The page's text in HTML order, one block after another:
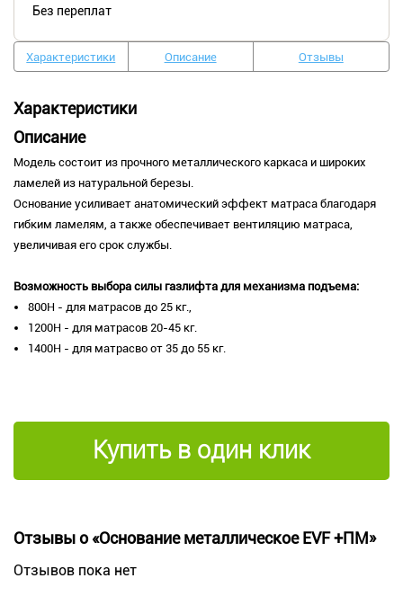
Без переплат
Характеристики Описание Отзывы
Характеристики
Описание
Модель состоит из прочного металлического каркаса и широких
ламелей из натуральной березы.
Основание усиливает анатомический эффект матраса благодаря
гибким ламелям, а также обеспечивает вентиляцию матраса,
увеличивая его срок службы.
Возможность выбора силы газлифта для механизма подъема:
800Н - для матрасов до 25 кг.,
1200Н - для матрасов 20-45 кг.
1400Н - для матрасво от 35 до 55 кг.
Купить в один клик
Отзывы о «Основание металлическое EVF +ПМ»
Отзывов пока нет